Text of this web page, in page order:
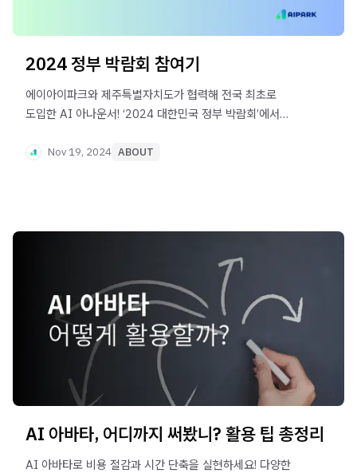
2024 정부 박람회 참여기
에이아이파크와 제주특별자치도가 협력해 전국 최초로
도입한 AI 아나운서! ‘2024 대한민국 정부 박람회’에서
Nov 19, 2024 ABOUT
AI 아바타, 어디까지 써봤니? 활용 팁 총정리
AI 아바타로 비용 절감과 시간 단축을 실현하세요! 다양한